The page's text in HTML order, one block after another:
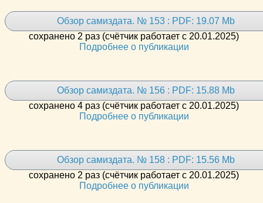
Обзор самиздата. № 153 : PDF: 19.07 Mb
сохранено 2 раз (счётчик работает с 20.01.2025)
Подробнее о публикации
Обзор самиздата. № 156 : PDF: 15.88 Mb
сохранено 4 раз (счётчик работает с 20.01.2025)
Подробнее о публикации
Обзор самиздата. № 158 : PDF: 15.56 Mb
сохранено 2 раз (счётчик работает с 20.01.2025)
Подробнее о публикации